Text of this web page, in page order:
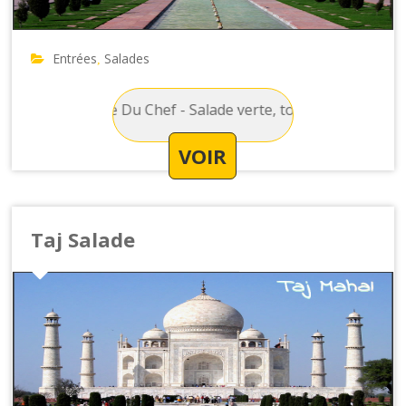
Entrées Salades
: Salade Du Chef - Salade verte, tomate, concombre,
VOIR
Taj Salade